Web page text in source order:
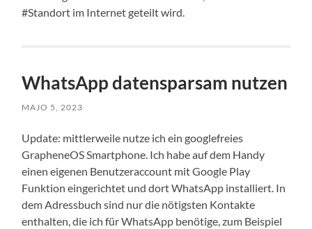
#Standort im Internet geteilt wird.
WhatsApp datensparsam nutzen
MAJO 5, 2023
Update: mittlerweile nutze ich ein googlefreies
GrapheneOS Smartphone. Ich habe auf dem Handy
einen eigenen Benutzeraccount mit Google Play
Funktion eingerichtet und dort WhatsApp installiert. In
dem Adressbuch sind nur die nötigsten Kontakte
enthalten, die ich für WhatsApp benötige, zum Beispiel